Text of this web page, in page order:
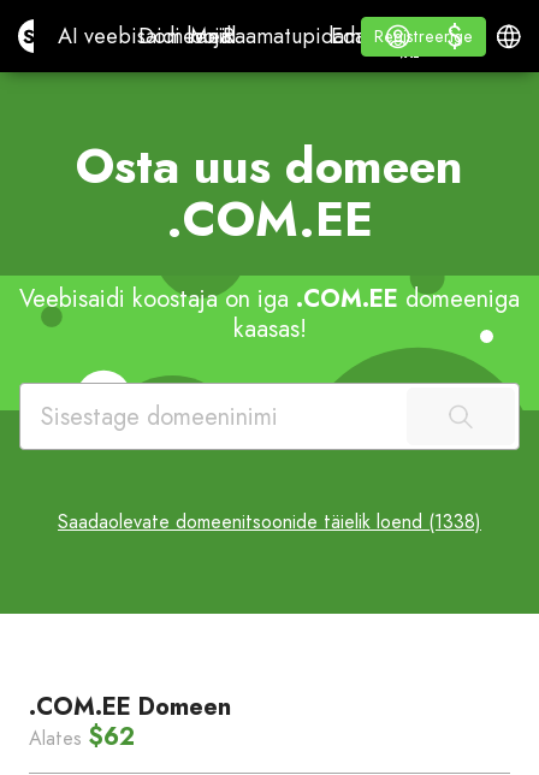
Site.proAI veebisaidi looja
AI veebisaidi looja
Domeenid
Domeenid
Meil
MeilRaamatupidamise tarkvara
Raamatupidamise tarkvara
EdasimüüjateleValge
Edasimüüjatele
VALGE SILT
Õppige
Õppige
Registreerige
Registreerige
Logi sisse$
$ Eesti
Osta uus domeen
.COM.EE
Veebisaidi koostaja on iga .COM.EE domeeniga
kaasas!
Saadaolevate domeenitsoonide täielik loend (1338)
.COM.EE Domeen
Alates $62